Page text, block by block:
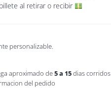
al retirar o recibir
personalizable.
aproximado de5 a 15dias corridos
del pedido